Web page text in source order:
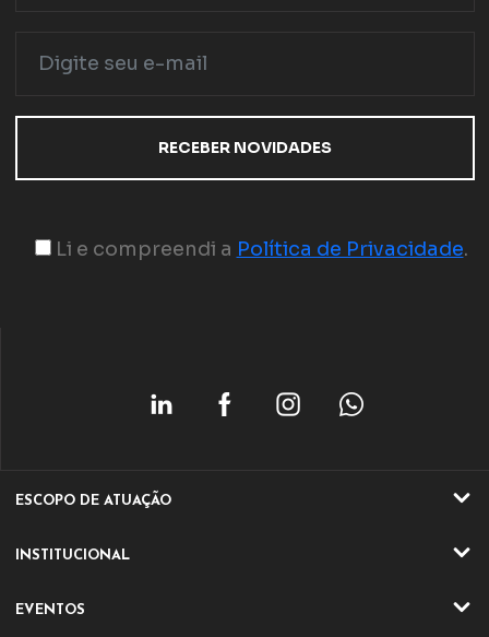
Li e compreendi a Política de Privacidade.
ESCOPO DE ATUAÇÃO
ATIVIDADES
INSTITUCIONAL
QUEM SOMOS
EVENTOS